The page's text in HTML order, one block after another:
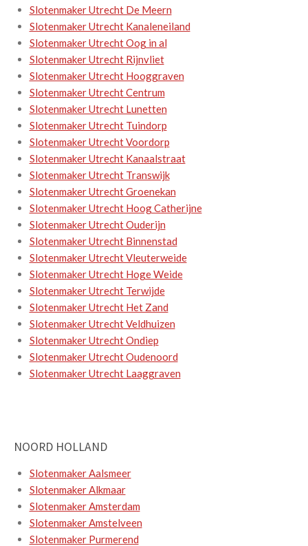
Slotenmaker Utrecht De Meern
Slotenmaker Utrecht Kanaleneiland
Slotenmaker Utrecht Oog in al
Slotenmaker Utrecht Rijnvliet
Slotenmaker Utrecht Hooggraven
Slotenmaker Utrecht Centrum
Slotenmaker Utrecht Lunetten
Slotenmaker Utrecht Tuindorp
Slotenmaker Utrecht Voordorp
Slotenmaker Utrecht Kanaalstraat
Slotenmaker Utrecht Transwijk
Slotenmaker Utrecht Groenekan
Slotenmaker Utrecht Hoog Catherijne
Slotenmaker Utrecht Ouderijn
Slotenmaker Utrecht Binnenstad
Slotenmaker Utrecht Vleuterweide
Slotenmaker Utrecht Hoge Weide
Slotenmaker Utrecht Terwijde
Slotenmaker Utrecht Het Zand
Slotenmaker Utrecht Veldhuizen
Slotenmaker Utrecht Ondiep
Slotenmaker Utrecht Oudenoord
Slotenmaker Utrecht Laaggraven
NOORD HOLLAND
Slotenmaker Aalsmeer
Slotenmaker Alkmaar
Slotenmaker Amsterdam
Slotenmaker Amstelveen
Slotenmaker Purmerend